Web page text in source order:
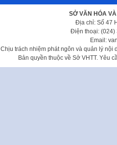
SỞ VĂN HÓA
Địa chỉ: Số 47
Điện thoại: (024)
Email:
Chịu trách nhiệm phát ngôn và quản lý nội
Bản quyền thuộc về Sở VHTT. Yêu